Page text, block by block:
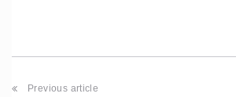
Previous article